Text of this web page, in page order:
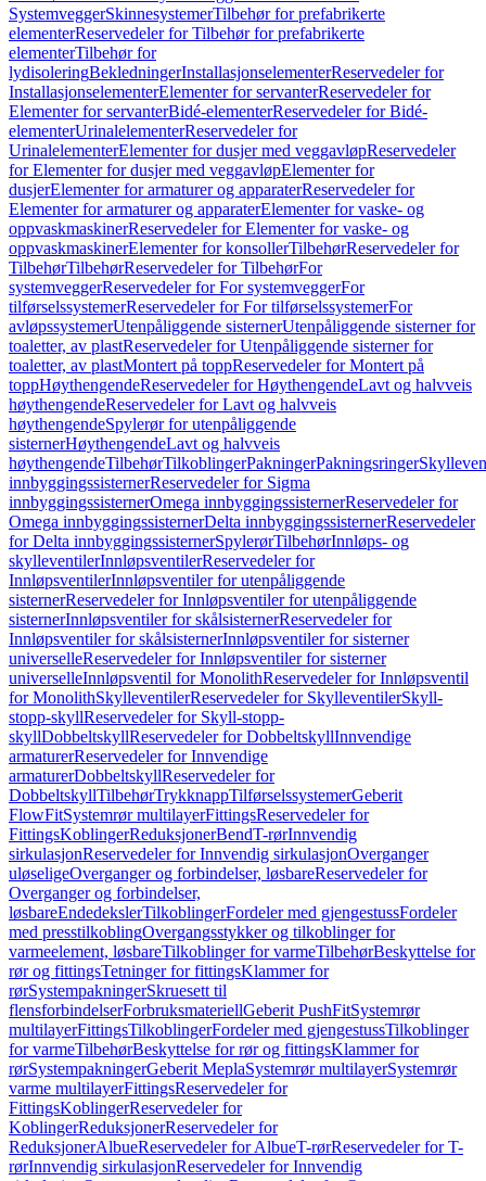
SystemveggerSkinnesystemerTilbehør for prefabrikerte
elementerReservedeler for Tilbehør for prefabrikerte
elementerTilbehør for
lydisoleringBekledningerInstallasjonselementerReservedeler for
InstallasjonselementerElementer for servanterReservedeler for
Elementer for servanterBidé-elementerReservedeler for Bidé-
elementerUrinalelementerReservedeler for
UrinalelementerElementer for dusjer med veggavløpReservedeler
for Elementer for dusjer med veggavløpElementer for
dusjerElementer for armaturer og apparaterReservedeler for
Elementer for armaturer og apparaterElementer for vaske- og
oppvaskmaskinerReservedeler for Elementer for vaske- og
oppvaskmaskinerElementer for konsollerTilbehørReservedeler for
TilbehørTilbehørReservedeler for TilbehørFor
systemveggerReservedeler for For systemveggerFor
tilførselssystemerReservedeler for For tilførselssystemerFor
avløpssystemerUtenpåliggende sisternerUtenpåliggende sisterner for
toaletter, av plastReservedeler for Utenpåliggende sisterner for
toaletter, av plastMontert på toppReservedeler for Montert på
toppHøythengendeReservedeler for HøythengendeLavt og halvveis
høythengendeReservedeler for Lavt og halvveis
høythengendeSpylerør for utenpåliggende
sisternerHøythengendeLavt og halvveis
høythengendeTilbehørTilkoblingerPakningerPakningsringer
innbyggingssisternerReservedeler for Sigma
innbyggingssisternerOmega innbyggingssisternerReservedeler for
Omega innbyggingssisternerDelta innbyggingssisternerReservedeler
for Delta innbyggingssisternerSpylerørTilbehørInnløps- og
skylleventilerInnløpsventilerReservedeler for
InnløpsventilerInnløpsventiler for utenpåliggende
sisternerReservedeler for Innløpsventiler for utenpåliggende
sisternerInnløpsventiler for skålsisternerReservedeler for
Innløpsventiler for skålsisternerInnløpsventiler for sisterner
universelleReservedeler for Innløpsventiler for sisterner
universelleInnløpsventil for MonolithReservedeler for Innløpsventil
for MonolithSkylleventilerReservedeler for SkylleventilerSkyll-
stopp-skyllReservedeler for Skyll-stopp-
skyllDobbeltskyllReservedeler for DobbeltskyllInnvendige
armaturerReservedeler for Innvendige
armaturerDobbeltskyllReservedeler for
DobbeltskyllTilbehørTrykknappTilførselssystemerGeberit
FlowFitSystemrør multilayerFittingsReservedeler for
FittingsKoblingerReduksjonerBendT-rørInnvendig
sirkulasjonReservedeler for Innvendig sirkulasjonOverganger
uløseligeOverganger og forbindelser, løsbareReservedeler for
Overganger og forbindelser,
løsbareEndedekslerTilkoblingerFordeler med gjengestussFordeler
med presstilkoblingOvergangsstykker og tilkoblinger for
varmeelement, løsbareTilkoblinger for varmeTilbehørBeskyttelse for
rør og fittingsTetninger for fittingsKlammer for
rørSystempakningerSkruesett til
flensforbindelserForbruksmateriellGeberit PushFitSystemrør
multilayerFittingsTilkoblingerFordeler med gjengestussTilkoblinger
for varmeTilbehørBeskyttelse for rør og fittingsKlammer for
rørSystempakningerGeberit MeplaSystemrør multilayerSystemrør
varme multilayerFittingsReservedeler for
FittingsKoblingerReservedeler for
KoblingerReduksjonerReservedeler for
ReduksjonerAlbueReservedeler for AlbueT-rørReservedeler for T-
rørInnvendig sirkulasjonReservedeler for Innvendig